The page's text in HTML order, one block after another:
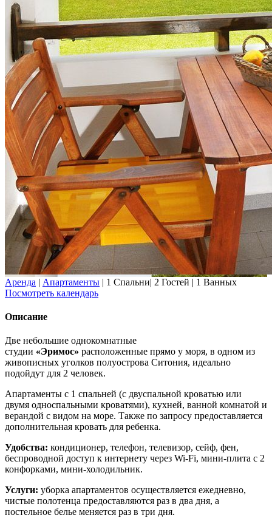
Аренда | Апартаменты | 1 Спальни| 2 Гостей | 1 Ванных
Посмотреть календарь
Описание
Две небольшие однокомнатные
студии «Эримос» расположенные прямо у моря, в одном из
живописных уголков полуострова Ситония, идеально
подойдут для 2 человек.
Апартаменты с 1 спальней (с двуспальной кроватью или
двумя односпальными кроватями), кухней, ванной комнатой и
верандой с видом на море. Также по запросу предоставляется
дополнительная кровать для ребенка.
Удобства: кондиционер, телефон, телевизор, сейф, фен,
беспроводной доступ к интернету через Wi-Fi, мини-плита с 2
конфорками, мини-холодильник.
Услуги: уборка апартаментов осуществляется ежедневно,
чистые полотенца предоставляются раз в два дня, а
постельное белье меняется раз в три дня.